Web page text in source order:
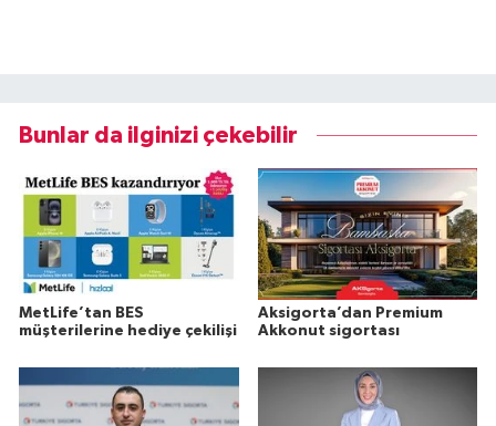
Bunlar da ilginizi çekebilir
MetLife’tan BES
müşterilerine hediye çekilişi
Aksigorta’dan Premium
Akkonut sigortası